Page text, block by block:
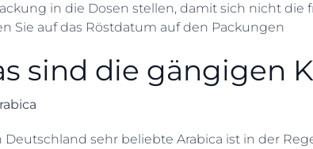
in die Dosen stellen, damit sich nicht
Sie auf das Röstdatum auf den Packungen
sind die gängigen
Deutschland sehr beliebte Arabica ist in der